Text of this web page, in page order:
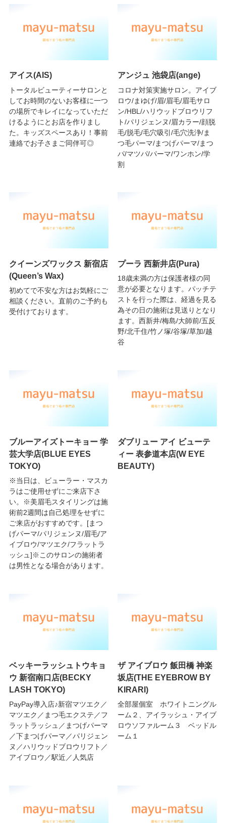
アイス(AIS)
トータルビューティーサロンと
してお時間のないお客様に一つ
の場所でキレイになっていただ
けるようにとお店を作りまし
た。キッズスペースあり！事前
連絡でお子さまご同伴可◎
アンジュ 池袋店(ange)
コロナ対策実施サロン。アイブ
ロウ/まゆげ/眉/眉毛/眉毛サロ
ン/HBL/ハリウッドブロウリフ
ト/パリジェンヌ/眉カラー/顔脱
毛/脱毛/毛穴吸引/毛穴洗浄/ま
つ毛パーマ/まつげパーマ/まつ
パ/マツパ/パーマ/ワンホン/学
割
クイーンズワックス 新宿店
(Queen’s Wax)
初めてで不安な方はお気軽にご
相談ください。直前のご予約も
受付けております。
プーラ 西新井店(Pura)
18歳未満の方は保護者様の同
意が必要となります。パッチテ
ストを行った際は、経過を見る
為その日の施術は見送りとなり
ます。西新井/梅島/大師前/五反
野/北千住/竹ノ塚/谷塚/草加/越
谷
ブルーアイズトーキョー 学
芸大学店(BLUE EYES
TOKYO)
※当日は、ビューラー・マスカ
ラはご使用せずにご来店下さ
い。※美眉毛スタイリングは施
術前2週間は自己処理をせずに
ご来店がおすすめです。[まつ
げパーマ/パリジェンヌ/眉毛/ア
イブロウ/マツエク/フラットラ
ッシュ]※このサロンの施術者
は男性となる場合があります。
ダブリュー アイ ビューテ
ィー 表参道本店(W EYE
BEAUTY)
ベッキーラッシュトウキョ
ウ 新宿南口店(BECKY
LASH TOKYO)
PayPay導入店♪新宿マツエク／
マツエク／まつ毛エクステ／フ
ラットラッシュ／まつげパーマ
／下まつげパーマ／パリジェン
ヌ／ハリウッドブロウリフト／
アイブロウ／駅近／人気店
ザ アイブロウ 飯田橋 神楽
坂店(THE EYEBROW BY
KIRARI)
全部屋個室 ホワイトニングル
ーム２、アイラッシュ・アイブ
ロウソファルーム３ ベッドル
ーム１